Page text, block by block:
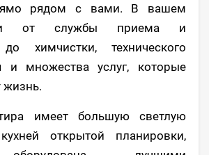
рядом с вами. В вашем
от службы приема и
химчистки, технического
и множества услуг, которые
жизнь.
имеет большую светлую
открытой планировки,